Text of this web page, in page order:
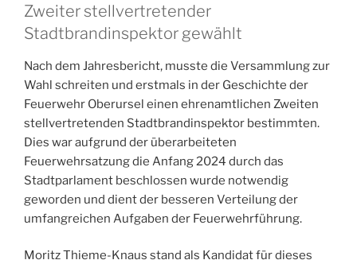
Zweiter stellvertretender
Stadtbrandinspektor gewählt
Nach dem Jahresbericht, musste die Versammlung zur
Wahl schreiten und erstmals in der Geschichte der
Feuerwehr Oberursel einen ehrenamtlichen Zweiten
stellvertretenden Stadtbrandinspektor bestimmten.
Dies war aufgrund der überarbeiteten
Feuerwehrsatzung die Anfang 2024 durch das
Stadtparlament beschlossen wurde notwendig
geworden und dient der besseren Verteilung der
umfangreichen Aufgaben der Feuerwehrführung.
Moritz Thieme-Knaus stand als Kandidat für dieses